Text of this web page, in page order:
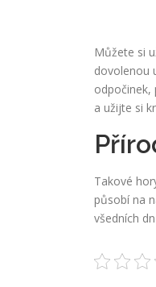
Můžete si
dovolenou
odpočinek,
a užijte si
Takové
působí na
všedních